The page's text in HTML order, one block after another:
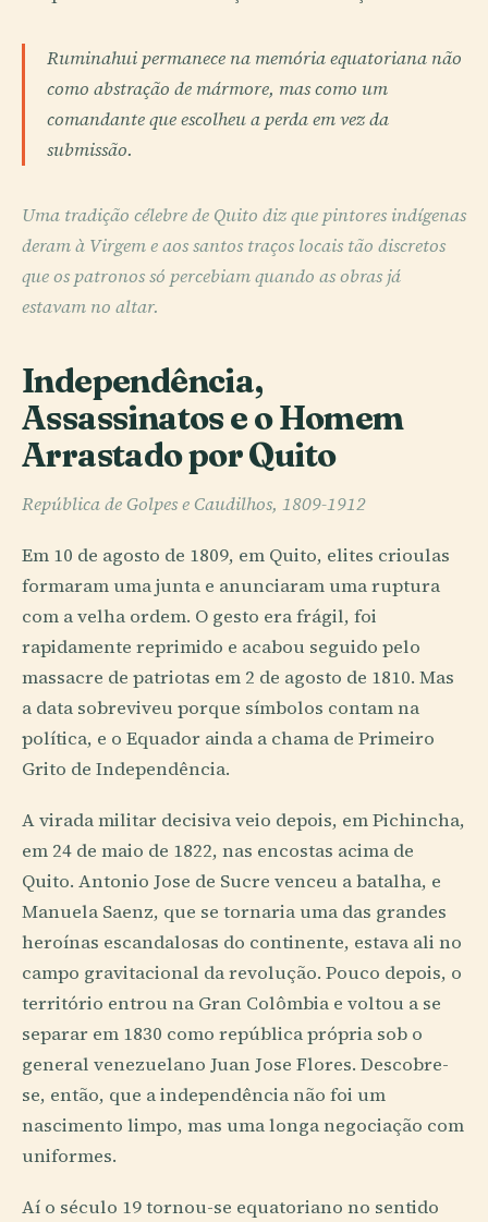
Ruminahui permanece na memória equatoriana não
como abstração de mármore, mas como um
comandante que escolheu a perda em vez da
submissão.
Uma tradição célebre de Quito diz que pintores indígenas
deram à Virgem e aos santos traços locais tão discretos
que os patronos só percebiam quando as obras já
estavam no altar.
Independência,
Assassinatos e o Homem
Arrastado por Quito
República de Golpes e Caudilhos, 1809-1912
Em 10 de agosto de 1809, em Quito, elites crioulas
formaram uma junta e anunciaram uma ruptura
com a velha ordem. O gesto era frágil, foi
rapidamente reprimido e acabou seguido pelo
massacre de patriotas em 2 de agosto de 1810. Mas
a data sobreviveu porque símbolos contam na
política, e o Equador ainda a chama de Primeiro
Grito de Independência.
A virada militar decisiva veio depois, em Pichincha,
em 24 de maio de 1822, nas encostas acima de
Quito. Antonio Jose de Sucre venceu a batalha, e
Manuela Saenz, que se tornaria uma das grandes
heroínas escandalosas do continente, estava ali no
campo gravitacional da revolução. Pouco depois, o
território entrou na Gran Colômbia e voltou a se
separar em 1830 como república própria sob o
general venezuelano Juan Jose Flores. Descobre-
se, então, que a independência não foi um
nascimento limpo, mas uma longa negociação com
uniformes.
Aí o século 19 tornou-se equatoriano no sentido